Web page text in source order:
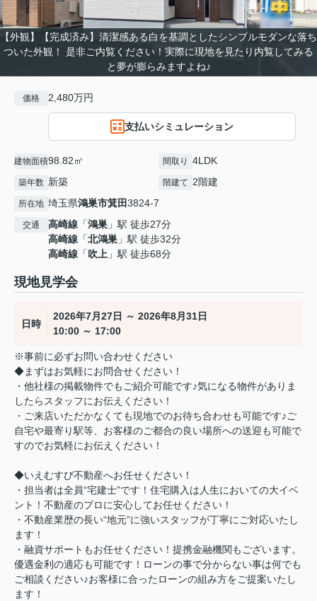
【外観】【完成済み】清潔感ある白を基調としたシンプルモダンな落ち
ついた外観！ 是非ご内覧ください！実際に現地を見たり内覧してみる
と夢が膨らみますよね♪
価格 2,480万円
支払いシミュレーション
建物面積98.82㎡ 間取り 4LDK
築年数 新築 階建て 2階建
所在地 埼玉県鴻巣市箕田3824-7
交通 高崎線 「鴻巣 」駅 徒歩27分
高崎線 「北鴻巣 」駅 徒歩32分
高崎線 「吹上 」駅 徒歩68分
現地見学会
日時
2026年7月27日 ～ 2026年8月31日
10:00 ～ 17:00
※事前に必ずお問い合わせください
◆まずはお気軽にお問合せください！
・他社様の掲載物件でもご紹介可能です♪気になる物件がありま
したらスタッフにお伝えください！
・ご来店いただかなくても現地でのお待ち合わせも可能です♪ご
自宅や最寄り駅等、お客様のご都合の良い場所への送迎も可能で
すのでお気軽にお伝えください！
◆いえむすび不動産へお任せください！
・担当者は全員“宅建士”です！住宅購入は人生においての大イベ
ント！不動産のプロに安心してお任せください！
・不動産業歴の長い“地元”に強いスタッフが丁寧にご対応いたし
ます！
・融資サポートもお任せください！提携金融機関もございます。
優遇金利の適応も可能です！ローンの事で分からない事は何でも
ご相談ください♪お客様に合ったローンの組み方をご提案いたし
ます！